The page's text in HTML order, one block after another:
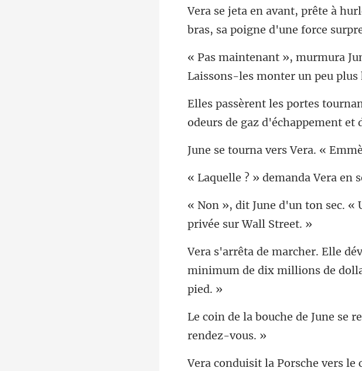
Laissons-les monter un
rs Vera. «
ra en
minimum de dix millions de dol
e
e vers le